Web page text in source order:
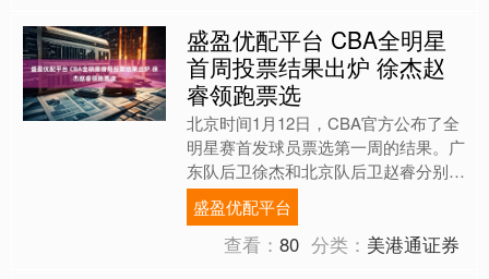
盛盈优配平台 CBA全明星
首周投票结果出炉 徐杰赵
睿领跑票选
北京时间1月12日，CBA官方公布了全
明星赛首发球员票选第一周的结果。广
东队后卫徐杰和北京队后卫赵睿分别当
选南区和北区的票王。 经过球迷们一
周的投票，南区前场排....
盛盈优配平台
查看：80 分类： 美港通证券